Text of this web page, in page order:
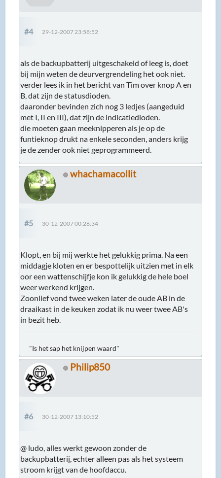
#4 29-12-2007 23:58:52
als de backupbatterij uitgeschakeld of leeg is, doet
bij mijn weten de deurvergrendeling het ook niet.
verder lees ik in het bericht van Tim over knop A en
B, dat zijn de statusdioden.
daaronder bevinden zich nog 3 ledjes (aangeduid
met I, II en III), dat zijn de indicatiedioden.
die moeten gaan meeknipperen als je op de
funtieknop drukt na enkele seconden, anders krijg
je de zender ook niet geprogrammeerd.
whachamacollit
#5 30-12-2007 00:26:34
Klopt, en bij mij werkte het gelukkig prima. Na een
middagje kloten en er bespottelijk uitzien met in elk
oor een wattenschijfje kon ik gelukkig de hele boel
weer werkend krijgen.
Zoonlief vond twee weken later de oude AB in de
draaikast in de keuken zodat ik nu weer twee AB's
in bezit heb.
"Is het sap het knijpen waard"
Philip850
#6 30-12-2007 13:10:52
@ ludo, alles werkt gewoon zonder de
backupbatterij, echter alleen pas als het systeem
stroom krijgt van de hoofdaccu.